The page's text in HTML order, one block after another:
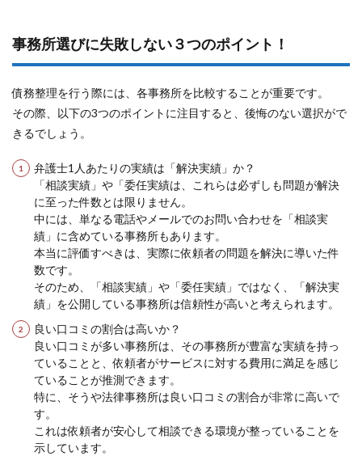
事務所選びに失敗しない３つのポイント！
債務整理を行う際には、各事務所を比較することが重要です。
その際、以下の3つのポイントに注目すると、後悔のない選択がで
きるでしょう。
弁護士1人あたりの実績は「解決実績」か？
「相談実績」や「委任実績は、これらは必ずしも問題が解決
に至った件数とは限りません。
中には、単なる電話やメールでのお問い合わせを「相談実
績」に含めている事務所もあります。
本当に評価すべきは、実際に依頼者の問題を解決に導いた件
数です。
そのため、「相談実績」や「委任実績」ではなく、「解決実
績」を公開している事務所は信頼性が高いと考えられます。
良い口コミの割合は高いか？
良い口コミが多い事務所は、その事務所が豊富な実績を持っ
ていることと、依頼者がサービスに対する費用に満足を感じ
ていることが推測できます。
特に、そうや法律事務所は良い口コミの割合が非常に高いで
す。
これは依頼者が安心して相談できる環境が整っていることを
示しています。